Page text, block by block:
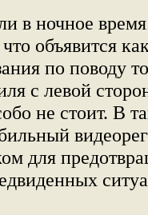
в ночное
объявится
по поводу
с левой
не стоит. В
для